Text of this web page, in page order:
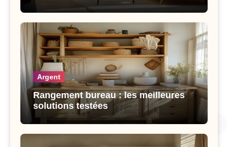
Argent
Rangement bureau : les meilleures
solutions testées